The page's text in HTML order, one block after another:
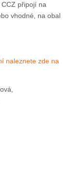
připojí na
vhodné, na obal
naleznete zde na